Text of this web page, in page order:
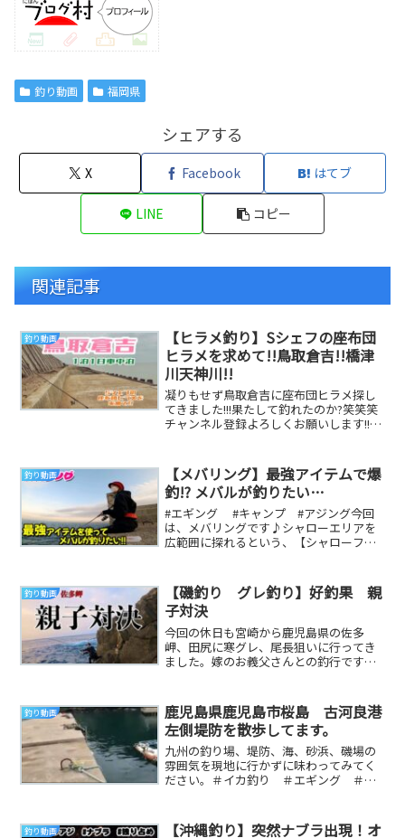
釣り動画 福岡県
シェアする
X Facebook はてブ
LINE コピー
関連記事
釣り動画
【ヒラメ釣り】Sシェフの座布団
ヒラメを求めて!!鳥取倉吉!!橋津
川天神川!!
凝りもせず鳥取倉吉に座布団ヒラメ探し
てきました!!!果たして釣れたのか?笑笑笑
チャンネル登録よろしくお願いします!!#
釣り動画
【メバリング】最強アイテムで爆
釣!? メバルが釣りたい…
#エギング #キャンプ #アジング今回
は、メバリングです♪シャローエリアを
広範囲に探れるという、【シャローフリ
釣り動画
【磯釣り グレ釣り】好釣果 親
子対決
今回の休日も宮崎から鹿児島県の佐多
岬、田尻に寒グレ、尾長狙いに行ってき
ました。嫁のお義父さんとの釣行です。
釣り動画
鹿児島県鹿児島市桜島 古河良港
左側堤防を散歩してます。
九州の釣り場、堤防、海、砂浜、磯場の
雰囲気を現地に行かずに味わってみてく
ださい。＃イカ釣り ＃エギング ＃釣
釣り動画
【沖縄釣り】突然ナブラ出現！オ